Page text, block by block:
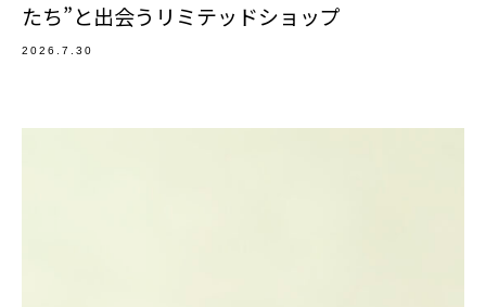
たち”と出会うリミテッドショップ
2026.7.30